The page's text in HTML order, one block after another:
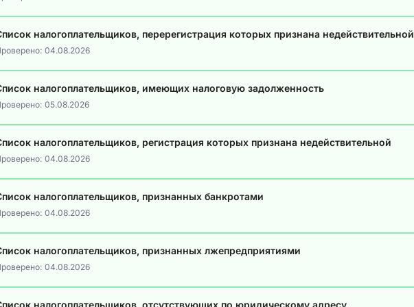
налогоплательщиков, перерегистрация которых признана недействительной
04.08.2026
налогоплательщиков, имеющих налоговую задолженность
05.08.2026
налогоплательщиков, регистрация которых признана недействительной
04.08.2026
налогоплательщиков, признанных банкротами
04.08.2026
налогоплательщиков, признанных лжепредприятиями
04.08.2026
налогоплательщиков, отсутствующих по юридическому адресу